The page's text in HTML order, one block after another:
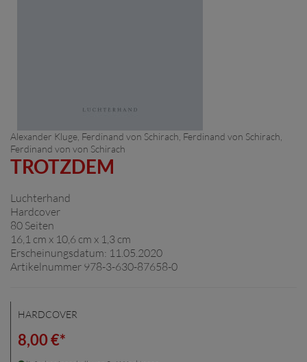
Alexander Kluge , Ferdinand von Schirach, Ferdinand von Schirach
Ferdinand von von Schirach
TROTZDEM
Luchterhand
Hardcover
80 Seiten
16,1 cm x 10,6 cm x 1,3 cm
Erscheinungsdatum: 11.05.2020
Artikelnummer 978-3-630-87658-0
HARDCOVER
8,00 €*